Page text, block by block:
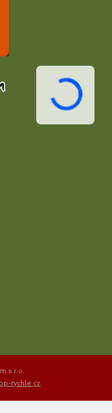
s.r.o.
rychle.cz